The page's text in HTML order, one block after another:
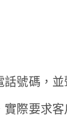
號碼，
際要求